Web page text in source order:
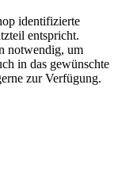
identifizierte
entspricht.
notwendig, um
in das gewünschte
zur Verfügung.